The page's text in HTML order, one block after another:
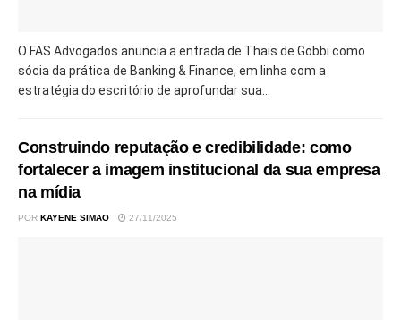
O FAS Advogados anuncia a entrada de Thais de Gobbi como
sócia da prática de Banking & Finance, em linha com a
estratégia do escritório de aprofundar sua...
Construindo reputação e credibilidade: como
fortalecer a imagem institucional da sua empresa
na mídia
POR KAYENE SIMAO 27/11/2025